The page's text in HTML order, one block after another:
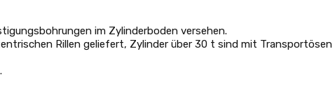
im Zylinderboden versehen.
Rillen geliefert, Zylinder über 30 t sind mit Transportösen